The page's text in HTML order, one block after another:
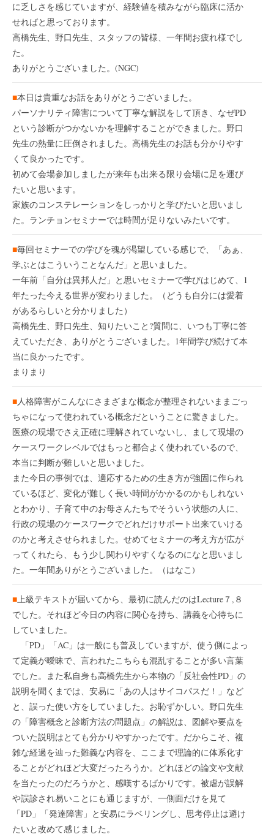
に乏しさを感じていますが、経験値を積みながら臨床に活か
せればと思っております。
高橋先生、野口先生、スタッフの皆様、一年間お疲れ様でし
た。
ありがとうございました。(NGC)
■本日は貴重なお話をありがとうございました。
パーソナリティ障害について丁寧な解説をして頂き、なぜPD
という診断がつかないかを理解することができました。野口
先生の熱量に圧倒されました。高橋先生のお話も分かりやす
くて良かったです。
初めて会場参加しましたが来年も出来る限り会場に足を運び
たいと思います。
家族のコンステレーションをしっかりと学びたいと思いまし
た。ランチョンセミナーでは時間が足りないみたいです。
■毎回セミナーでの学びを魂が渇望している感じで、「あぁ、
学ぶとはこういうことなんだ」と思いました。
一年前「自分は異邦人だ」と思いセミナーで学びはじめて、1
年たった今える世界が変わりました。（どうも自分には愛着
があるらしいと分かりました）
高橋先生、野口先生、知りたいこと?質問に、いつも丁寧に答
えていただき、ありがとうございました。1年間学び続けて本
当に良かったです。
まりまり
■人格障害がこんなにさまざまな概念が整理されないままごっ
ちゃになって使われている概念だということに驚きました。
医療の現場でさえ正確に理解されていないし、まして現場の
ケースワークレベルではもっと都合よく使われているので、
本当に判断が難しいと思いました。
また今日の事例では、適応するための生き方が強固に作られ
ているほど、変化が難しく長い時間がかかるのかもしれない
とわかり、子育て中のお母さんたちでそういう状態の人に、
行政の現場のケースワークでどれだけサポート出来ていける
のかと考えさせられました。せめてセミナーの考え方が広が
ってくれたら、もう少し関わりやすくなるのになと思いまし
た。一年間ありがとうございました。（はなこ)
■上級テキストが届いてから、最初に読んだのはLecture７,８
でした。それほど今日の内容に関心を持ち、講義を心待ちに
していました。
「PD」「AC」は一般にも普及していますが、使う側によっ
て定義が曖昧で、言われたこちらも混乱することが多い言葉
でした。また私自身も高橋先生から本物の「反社会性PD」の
説明を聞くまでは、安易に「あの人はサイコパスだ！」など
と、誤った使い方をしていました。お恥ずかしい。野口先生
の「障害概念と診断方法の問題点」の解説は、図解や要点を
ついた説明はとても分かりやすかったです。だからこそ、複
雑な経過を辿った難義な内容を、ここまで理論的に体系化す
ることがどれほど大変だったろうか。どれほどの論文や文献
を当たったのだろうかと、感嘆するばかりです。被虐が誤解
や誤診され易いことにも通じますが、一側面だけを見て
「PD」「発達障害」と安易にラベリングし、思考停止は避け
たいと改めて感じました。